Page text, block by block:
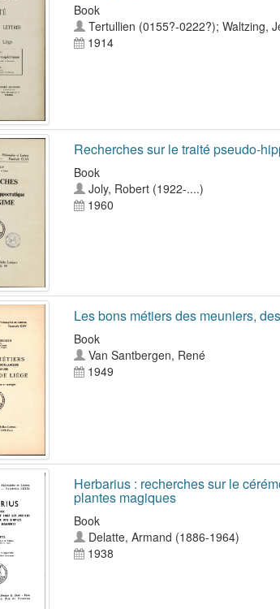
Book
Tertullien (0155?-0222?);Waltzing,
1914
Recherches sur le traité pseudo-
Book
Joly, Robert (1922-....)
1960
Les bons métiers des meuniers,
Book
Van Santbergen, René
1949
Herbarius : recherches sur le
plantes magiques
Book
Delatte, Armand (1886-1964)
1938